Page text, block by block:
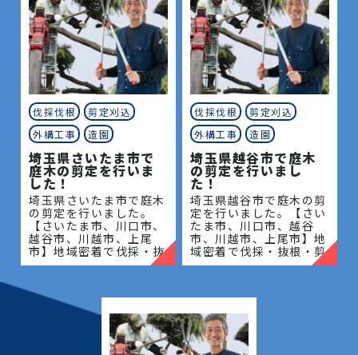
伐採伐根
剪定刈込
外構工事
造園
埼玉県さいたま市で
庭木の剪定を行いま
した！
埼玉県さいたま市で庭木
の剪定を行いました。
【さいたま市、川口市、
越谷市、川越市、上尾
市】地域密着で伐採・抜
根・剪定・草刈りなどの
屋をお探しなら当社にご
相談ください！当社では
伐採伐根
剪定刈込
外構工事
造園
埼玉県越谷市で庭木
の剪定を行いまし
た！
埼玉県越谷市で庭木の剪
定を行いました。【さい
たま市、川口市、越谷
市、川越市、上尾市】地
域密着で伐採・抜根・剪
定・草刈りなどのお庭の
ださい！当社では造園工
事は